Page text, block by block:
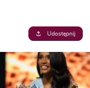
Udostępnij